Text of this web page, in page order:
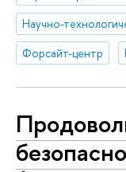
Научно-
Форсайт-центр